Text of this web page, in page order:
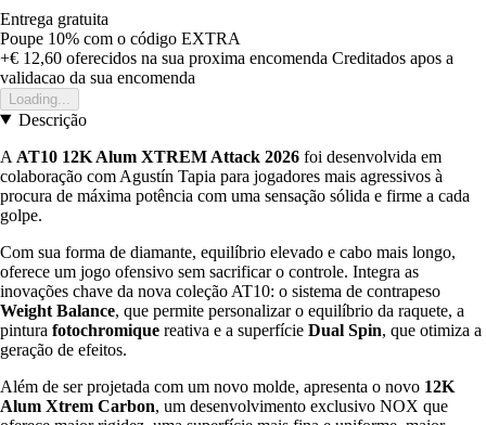
Entrega gratuita
Poupe 10% com o código EXTRA
+€ 12,60 oferecidos na sua proxima encomenda Creditados apos a
validacao da sua encomenda
Loading...
Descrição
A AT10 12K Alum XTREM Attack 2026 foi desenvolvida em
colaboração com Agustín Tapia para jogadores mais agressivos à
procura de máxima potência com uma sensação sólida e firme a cada
golpe.
Com sua forma de diamante, equilíbrio elevado e cabo mais longo,
oferece um jogo ofensivo sem sacrificar o controle. Integra as
inovações chave da nova coleção AT10: o sistema de contrapeso
Weight Balance, que permite personalizar o equilíbrio da raquete, a
pintura fotochromique reativa e a superfície Dual Spin, que otimiza a
geração de efeitos.
Além de ser projetada com um novo molde, apresenta o novo 12K
Alum Xtrem Carbon, um desenvolvimento exclusivo NOX que